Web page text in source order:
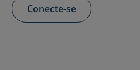
Conecte-se